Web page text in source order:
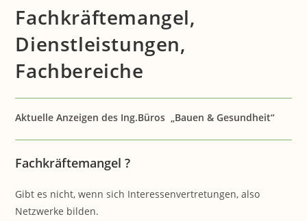
Fachkräftemangel,
Dienstleistungen,
Fachbereiche
Aktuelle Anzeigen des Ing.Büros „Bauen & Gesundheit“
Fachkräftemangel ?
Gibt es nicht, wenn sich Interessenvertretungen, also
Netzwerke bilden.